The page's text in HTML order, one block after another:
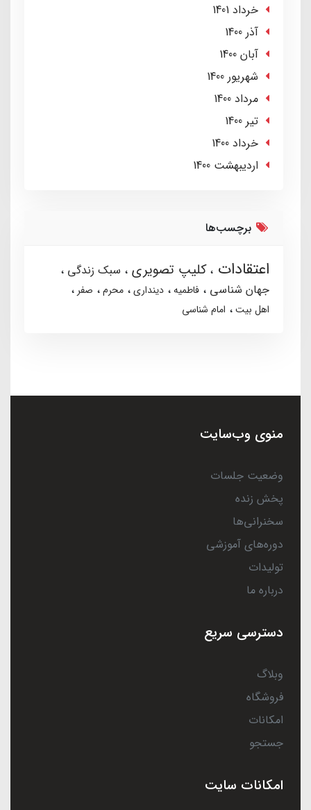
خرداد 1401
آذر 1400
آبان 1400
شهریور 1400
مرداد 1400
تير 1400
خرداد 1400
ارديبهشت 1400
برچسب‌ها
اعتقادات کلیپ تصویری
سبک زندگی
جهان شناسی
فاطمیه دینداری محرم
صفر
اهل بیت
امام شناسی
منوی وب‌سایت
وضعیت جلسات
پخش زنده
سخنرانی‌ها
دوره‌های آموزشی
تولیدات
درباره ما
دسترسی سریع
وبلاگ
فروشگاه
امکانات
جستجو
امکانات سایت